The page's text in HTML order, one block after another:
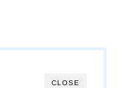
CLOSE